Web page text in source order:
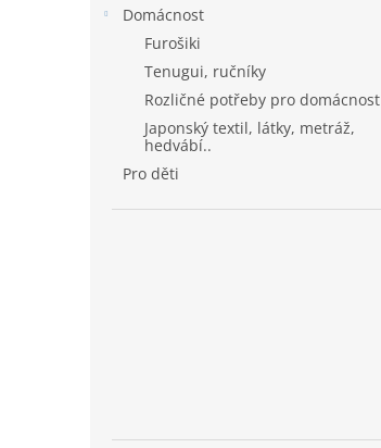
Domácnost
Furošiki
Tenugui, ručníky
Rozličné potřeby pro domácnost
Japonský textil, látky, metráž,
hedvábí..
Pro děti